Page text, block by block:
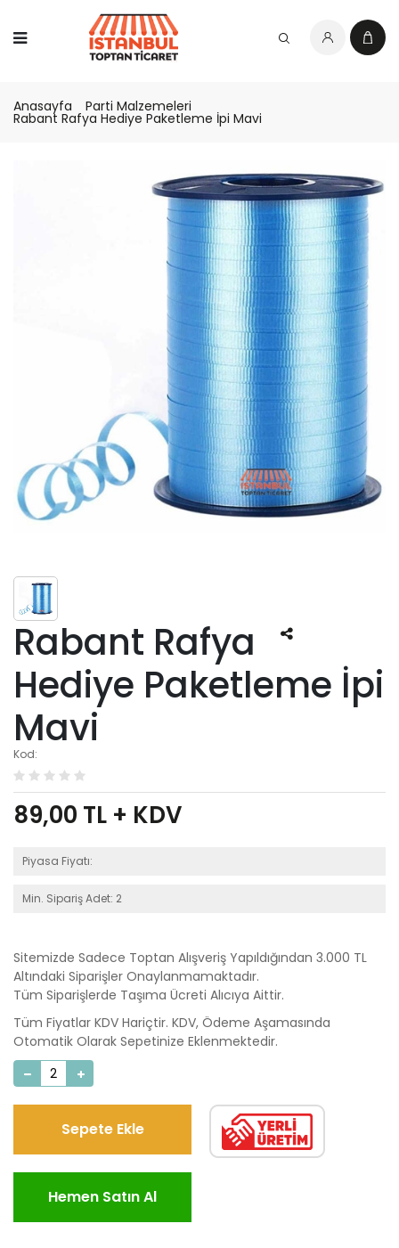
Anasayfa Parti Malzemeleri
Rabant Rafya Hediye Paketleme İpi Mavi
Rabant Rafya
Hediye Paketleme İpi
Mavi
Kod:
89,00 TL + KDV
Piyasa Fiyatı:
Min. Sipariş Adet: 2
Sitemizde Sadece Toptan Alışveriş Yapıldığından 3.000 TL
Altındaki Siparişler Onaylanmamaktadır.
Tüm Siparişlerde Taşıma Ücreti Alıcıya Aittir.
Tüm Fiyatlar KDV Hariçtir. KDV, Ödeme Aşamasında
Otomatik Olarak Sepetinize Eklenmektedir.
Sepete Ekle
Hemen Satın Al